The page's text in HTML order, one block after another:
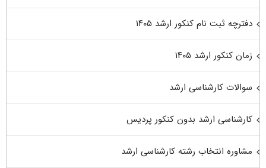
دفترچه ثبت نام کنکور ارشد ۱۴۰۵
زمان کنکور ارشد ۱۴۰۵
سوالات کارشناسی ارشد
کارشناسی ارشد بدون کنکور پردیس
مشاوره انتخاب رشته کارشناسی ارشد